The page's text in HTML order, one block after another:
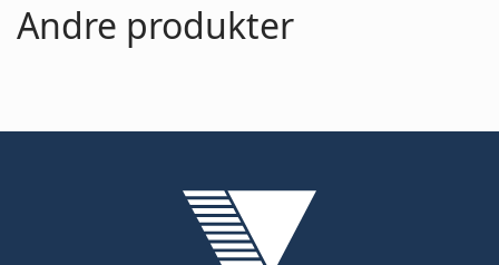
Andre produkter